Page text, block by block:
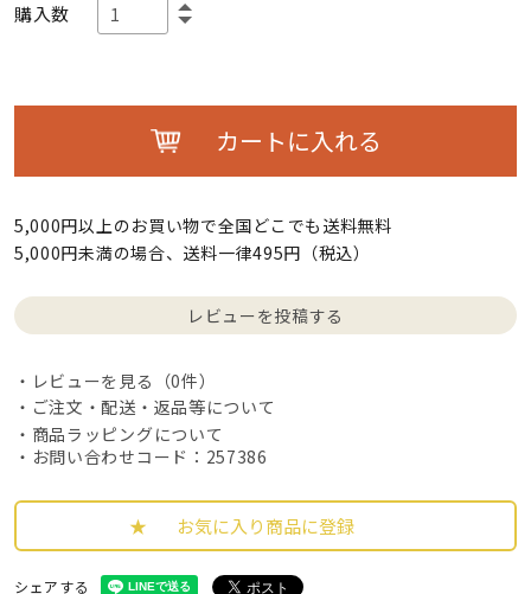
購入数
カートに入れる
5,000円以上のお買い物で全国どこでも送料無料
5,000円未満の場合、送料一律495円（税込）
レビューを投稿する
レビューを見る（0件）
ご注文・配送・返品等について
商品ラッピングについて
・お問い合わせコード：257386
お気に入り商品に登録
シェアする